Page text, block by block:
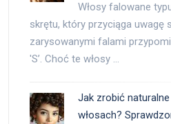
Włosy falowane
skrętu, który przyciąga uwagę
zarysowanymi falami
'S’. Choć te włosy …
Jak zrobić
włosach?